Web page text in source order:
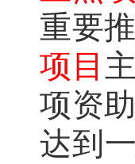
重要
项目
项资
达到